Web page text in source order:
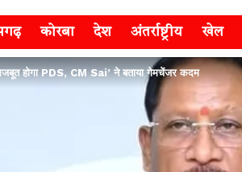
कोरबा देश अंतर्राष्ट्रीय खेल
होगा PDS, CM Sai’ ने बताया गेमचेंजर कदम